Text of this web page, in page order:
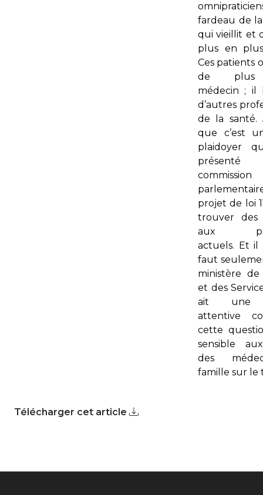
fardeau de
qui vieillit et
plus en
Ces patients
de plus
médecin ; il
d’autres
de la santé.
que c’est
plaidoyer
commission
projet de loi
trouver des
aux
actuels. Et il
faut
ministère
et des
ait une
attentive
cette
sensible
des
famille sur le
Télécharger cet article